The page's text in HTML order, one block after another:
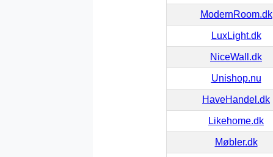
ModernRoom.dk
LuxLight.dk
NiceWall.dk
Unishop.nu
HaveHandel.dk
Likehome.dk
Møbler.dk